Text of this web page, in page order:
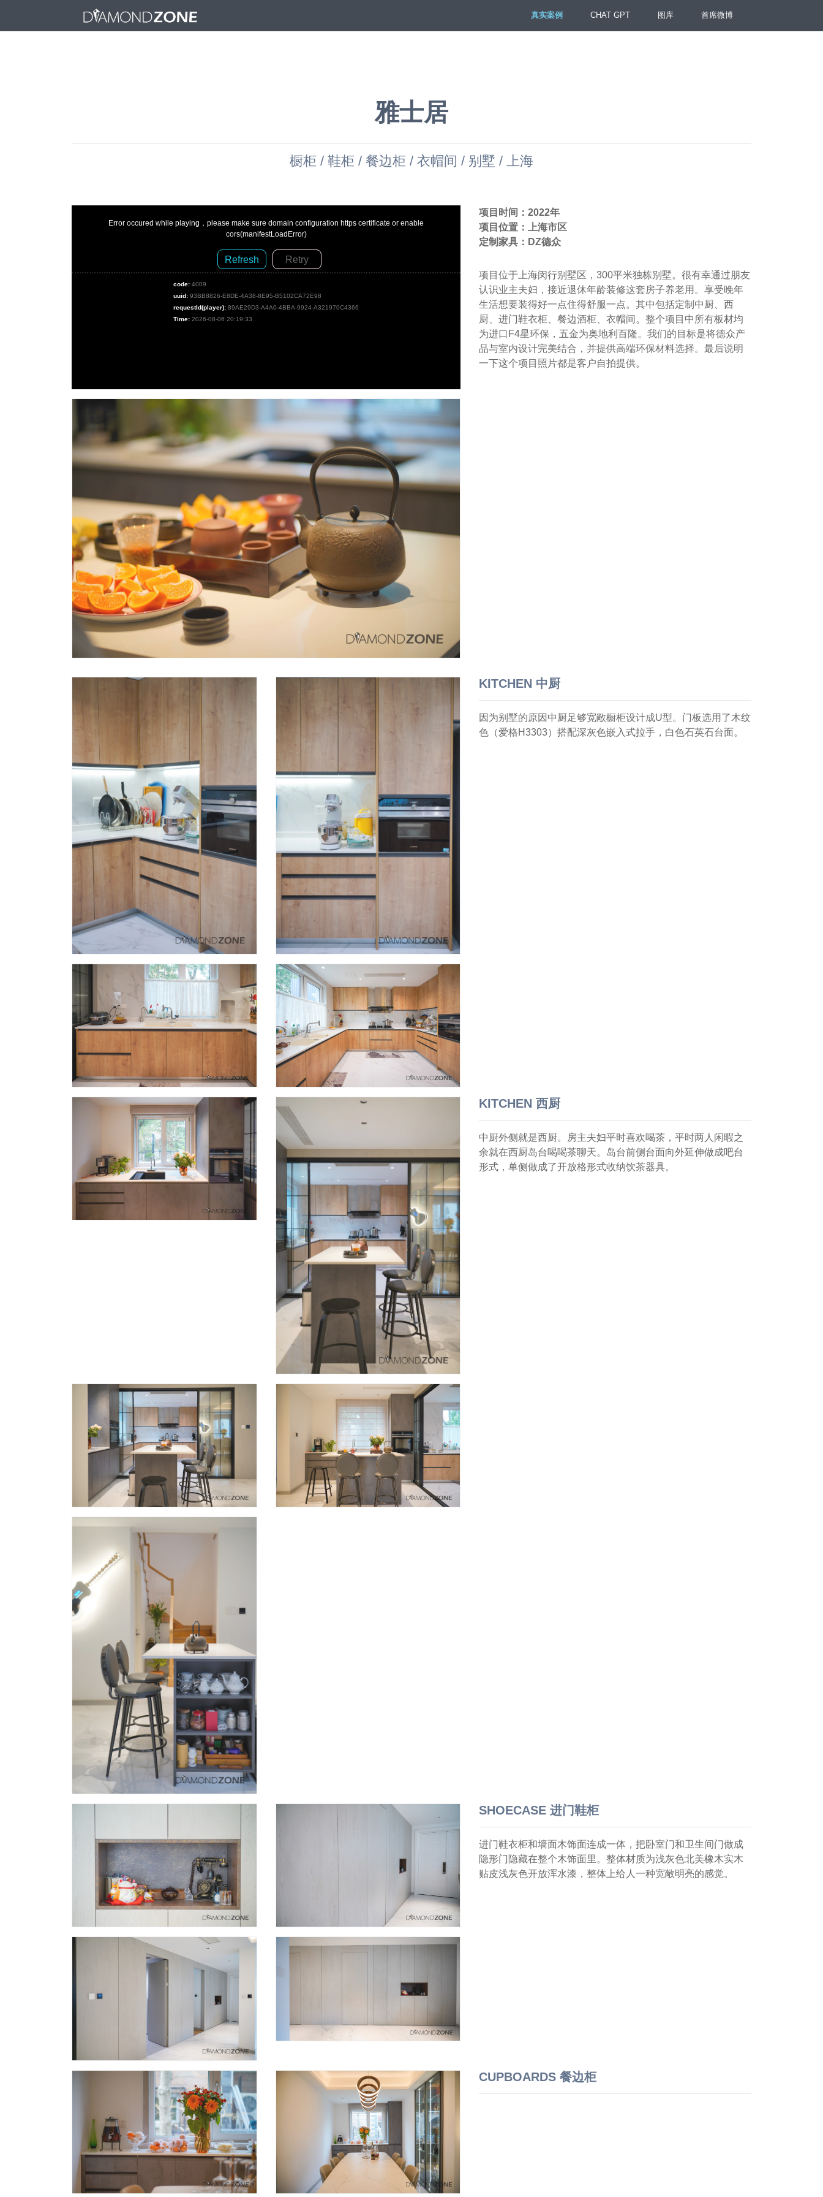
真实案例 CHAT GPT 图库 首席微博
雅士居
橱柜 / 鞋柜 / 餐边柜 / 衣帽间 / 别墅 / 上海
项目时间：2022年
项目位置：上海市区
定制家具：DZ德众
项目位于上海闵行别墅区，300平米独栋别墅。很有幸通过朋友
认识业主夫妇，接近退休年龄装修这套房子养老用。享受晚年
生活想要装得好一点住得舒服一点。其中包括定制中厨、西
厨、进门鞋衣柜、餐边酒柜、衣帽间。整个项目中所有板材均
为进口F4星环保，五金为奥地利百隆。我们的目标是将德众产
品与室内设计完美结合，并提供高端环保材料选择。最后说明
一下这个项目照片都是客户自拍提供。
Error occured while playing，please make sure domain configuration https certificate or enable
cors(manifestLoadError)
Refresh Retry
code: 4009
uuid: 93BB8826-E8DE-4A38-8E95-B5102CA72E98
requestId(player): 89AE29D3-A4A0-4BBA-9924-A321970C4366
Time: 2026-08-06 20:19:33
KITCHEN 中厨
因为别墅的原因中厨足够宽敞橱柜设计成U型。门板选用了木纹
色（爱格H3303）搭配深灰色嵌入式拉手，白色石英石台面。
KITCHEN 西厨
中厨外侧就是西厨。房主夫妇平时喜欢喝茶，平时两人闲暇之
余就在西厨岛台喝喝茶聊天。岛台前侧台面向外延伸做成吧台
形式，单侧做成了开放格形式收纳饮茶器具。
SHOECASE 进门鞋柜
进门鞋衣柜和墙面木饰面连成一体，把卧室门和卫生间门做成
隐形门隐藏在整个木饰面里。整体材质为浅灰色北美橡木实木
贴皮浅灰色开放浑水漆，整体上给人一种宽敞明亮的感觉。
CUPBOARDS 餐边柜